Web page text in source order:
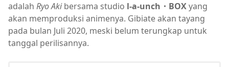
adalah Ryo Akibersama studio l-a-unch・BOXyang
akan memproduksi animenya. Gibiate akan tayang
pada bulan Juli 2020, meski belum terungkap untuk
tanggal perilisannya.